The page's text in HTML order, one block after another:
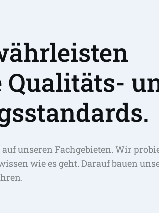
Qualitäts-
unseren Fachgebieten. Wir
wie es geht. Darauf bauen